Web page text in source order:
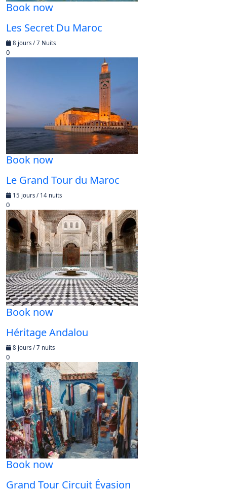
Book now
Les Secret Du Maroc
8 jours / 7 Nuits
0
Book now
Le Grand Tour du Maroc
15 jours / 14 nuits
0
Book now
Héritage Andalou
8 jours / 7 nuits
0
Book now
Grand Tour Circuit Évasion